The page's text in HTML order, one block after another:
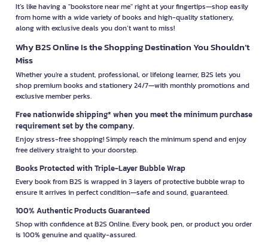
It’s like having a "bookstore near me" right at your fingertips—shop easily
from home with a wide variety of books and high-quality stationery,
along with exclusive deals you don’t want to miss!
Why B2S Online Is the Shopping Destination You Shouldn’t
Miss
Whether you're a student, professional, or lifelong learner, B2S lets you
shop premium books and stationery 24/7—with monthly promotions and
exclusive member perks.
Free nationwide shipping* when you meet the minimum purchase
requirement set by the company.
Enjoy stress-free shopping! Simply reach the minimum spend and enjoy
free delivery straight to your doorstep.
Books Protected with Triple-Layer Bubble Wrap
Every book from B2S is wrapped in 3 layers of protective bubble wrap to
ensure it arrives in perfect condition—safe and sound, guaranteed.
100% Authentic Products Guaranteed
Shop with confidence at B2S Online. Every book, pen, or product you order
is 100% genuine and quality-assured.